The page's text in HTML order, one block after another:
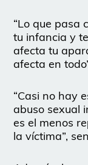
“Lo que pasa
tu infancia y
afecta tu
afecta en
“Casi no hay
abuso sexual
es el menos
la víctima”,